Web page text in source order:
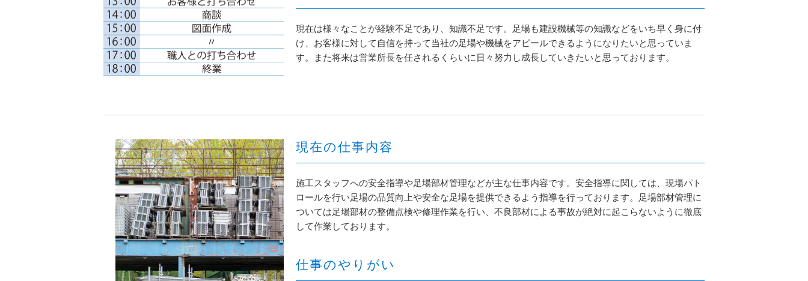
現在は様々なことが経験不足であり、知識不足です。足場も建設機械等の知識などをいち早く身に付
け、お客様に対して自信を持って当社の足場や機械をアピールできるようになりたいと思っていま
す。また将来は営業所長を任されるくらいに日々努力し成長していきたいと思っております。
現在の仕事内容
施工スタッフへの安全指導や足場部材管理などが主な仕事内容です。安全指導に関しては、現場パト
ロールを行い足場の品質向上や安全な足場を提供できるよう指導を行っております。足場部材管理に
ついては足場部材の整備点検や修理作業を行い、不良部材による事故が絶対に起こらないように徹底
して作業しております。
仕事のやりがい